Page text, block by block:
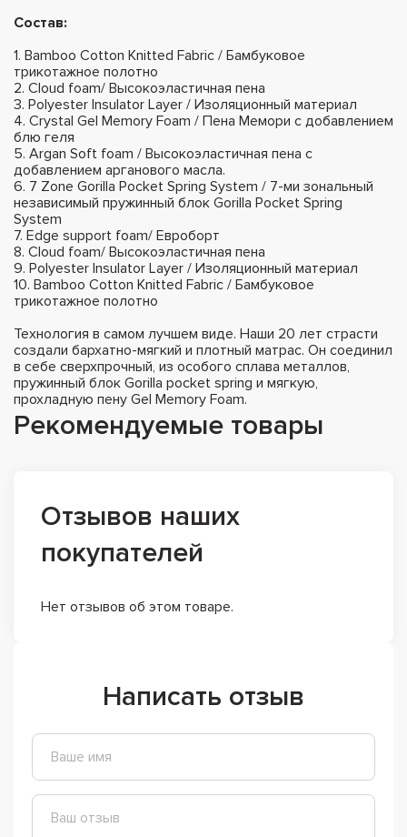
Состав:
1. Bamboo Cotton Knitted Fabric / Бамбуковое
трикотажное полотно
2. Cloud foam/ Высокоэластичная пена
3. Polyester Insulator Layer / Изоляционный материал
4. Crystal Gel Memory Foam / Пена Мемори с добавлением
блю геля
5. Argan Soft foam / Высокоэластичная пена с
добавлением арганового масла.
6. 7 Zone Gorilla Pocket Spring System / 7-ми зональный
независимый пружинный блок Gorilla Pocket Spring
System
7. Edge support foam/ Евроборт
8. Cloud foam/ Высокоэластичная пена
9. Polyester Insulator Layer / Изоляционный материал
10. Bamboo Cotton Knitted Fabric / Бамбуковое
трикотажное полотно
Технология в самом лучшем виде. Наши 20 лет страсти
создали бархатно-мягкий и плотный матрас. Он соединил
в себе сверхпрочный, из особого сплава металлов,
пружинный блок Gorilla pocket spring и мягкую,
прохладную пену Gel Memory Foam.
Рекомендуемые товары
Отзывов наших
покупателей
Нет отзывов об этом товаре.
Написать отзыв